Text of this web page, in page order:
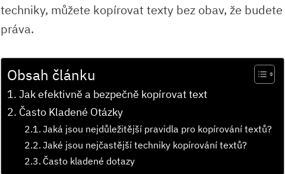
techniky, můžete kopírovat texty bez obav, že
práva.
Obsah článku
Jak efektivně a bezpečně kopírovat text
Často Kladené Otázky
Jaká jsou nejdůležitější pravidla pro kopírování textů?
Jaké jsou nejčastější techniky kopírování textů?
Často kladené dotazy